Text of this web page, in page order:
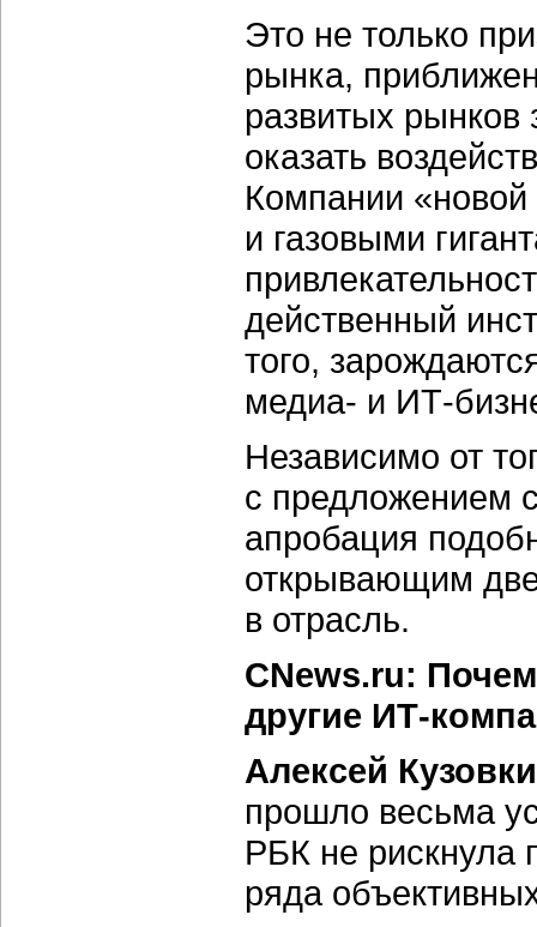
Это не только
рынка,
развитых рынков
оказать
Компании
и газовыми
действенный
того,
медиа- и ИТ-
Независимо от
с предложением
апробация
открывающим
в отрасль.
CNews.ru:
другие ИТ-
Алексей
прошло весьма
РБК не рискнула
ряда